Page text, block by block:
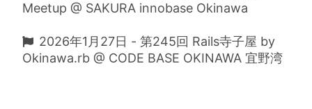
Meetup @ SAKURA innobase Okinawa
2026年1月27日 - 第245回 Rails寺子屋 by
Okinawa.rb @ CODE BASE OKINAWA 宜野湾